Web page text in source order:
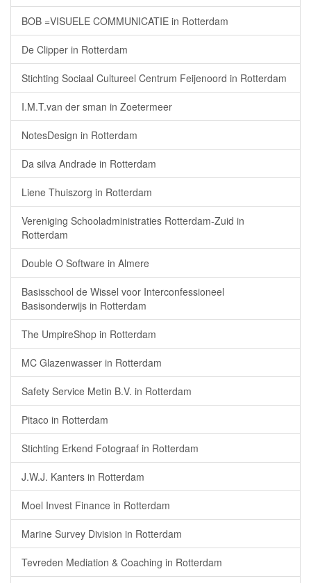
BOB =VISUELE COMMUNICATIE in Rotterdam
De Clipper in Rotterdam
Stichting Sociaal Cultureel Centrum Feijenoord in Rotterdam
I.M.T.van der sman in Zoetermeer
NotesDesign in Rotterdam
Da silva Andrade in Rotterdam
Liene Thuiszorg in Rotterdam
Vereniging Schooladministraties Rotterdam-Zuid in
Rotterdam
Double O Software in Almere
Basisschool de Wissel voor Interconfessioneel
Basisonderwijs in Rotterdam
The UmpireShop in Rotterdam
MC Glazenwasser in Rotterdam
Safety Service Metin B.V. in Rotterdam
Pitaco in Rotterdam
Stichting Erkend Fotograaf in Rotterdam
J.W.J. Kanters in Rotterdam
Moel Invest Finance in Rotterdam
Marine Survey Division in Rotterdam
Tevreden Mediation & Coaching in Rotterdam